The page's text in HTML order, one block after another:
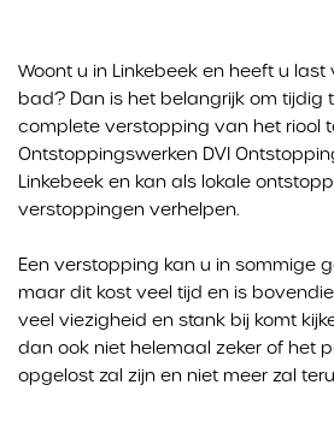
Woont u in Linkebeek en heeft u
bad? Dan is het belangrijk om tijdig
complete verstopping van het riool
Ontstoppingswerken DVI
Linkebeek en kan als lokale
verstoppingen verhelpen.
Een verstopping kan u in sommige
maar dit kost veel tijd en is
veel viezigheid en stank bij komt
dan ook niet helemaal zeker of het
opgelost zal zijn en niet meer zal